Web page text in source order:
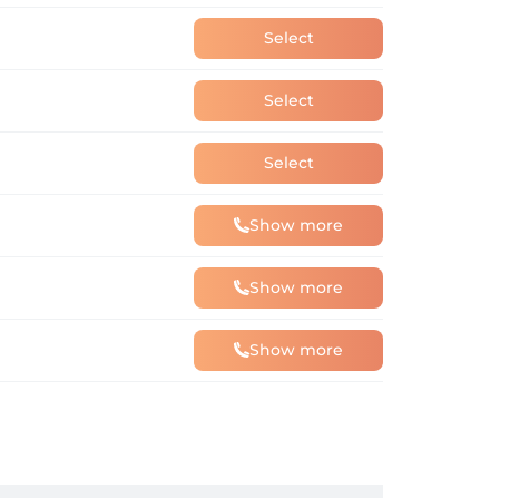
Select
Select
Select
Show more
Show more
Show more